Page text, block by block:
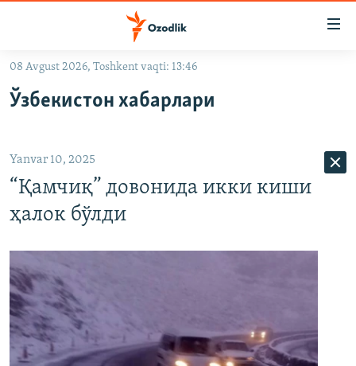
Асосий
Қидиришга
ўтинг
OZODLIK SURISHTIRUVLARI
На русском
ИЖТИМОИЙ ТАРМОҚЛАР
Озодлик бошқа тилларда
08 Avgust 2026, Toshkent vaqti: 13:46
Ўзбекистон хабарлари
Yanvar 10, 2025
“Қамчиқ” довонида икки киши
ҳалок бўлди